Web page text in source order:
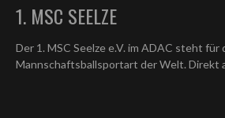
1. MSC SEELZE
Der 1. MSC Seelze e.V. im ADAC steht
Mannschaftsballsportart der Welt. Direkt